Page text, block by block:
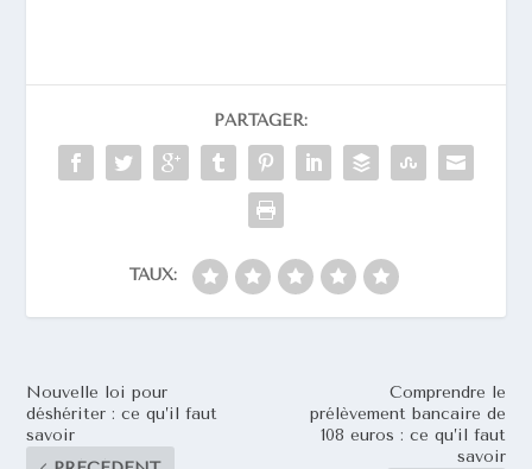
PARTAGER:
TAUX:
Nouvelle loi pour
déshériter : ce qu’il faut
savoir
Comprendre le
prélèvement bancaire de
108 euros : ce qu’il faut
savoir